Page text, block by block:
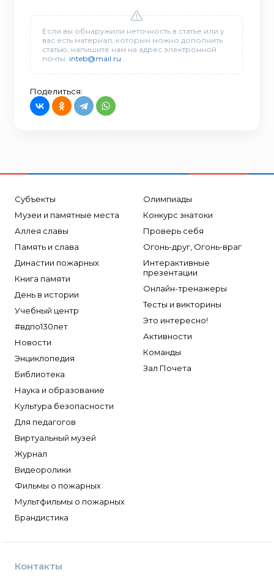
Если вы обнаружили неточность в статье или у
вас есть материал, которым можно дополнить
статью, напишите нам на адрес электронной
почты: inteb@mail.ru
Поделиться:
Субъекты
Музеи и памятные места
Аллея славы
Память и слава
Династии пожарных
Книга памяти
День в истории
Учебный центр
#вдпо130лет
Новости
Энциклопедия
Библиотека
Наука и образование
Культура безопасности
Для педагогов
Виртуальный музей
Журнал
Видеоролики
Фильмы о пожарных
Мультфильмы о пожарных
Брандистика
Олимпиады
Конкурс знатоки
Проверь себя
Огонь-друг, Огонь-враг
Интерактивные
презентации
Онлайн-тренажеры
Тесты и викторины
Это интересно!
Активности
Команды
Зал Почета
Контакты